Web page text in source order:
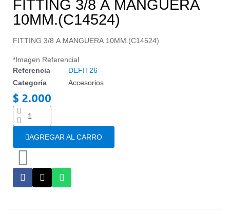
FITTING 3/8 A MANGUERA
10MM.(C14524)
FITTING 3/8 A MANGUERA 10MM.(C14524)
*Imagen Referencial
Referencia
DEFIT26
Categoría
Accesorios
$ 2.000
AGREGAR AL CARRO